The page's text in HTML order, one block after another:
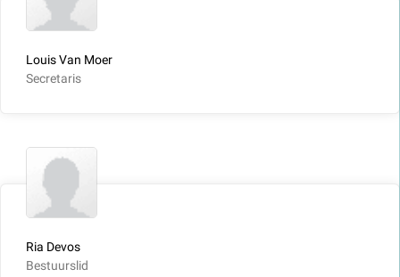
Louis Van Moer
Secretaris
Ria Devos
Bestuurslid